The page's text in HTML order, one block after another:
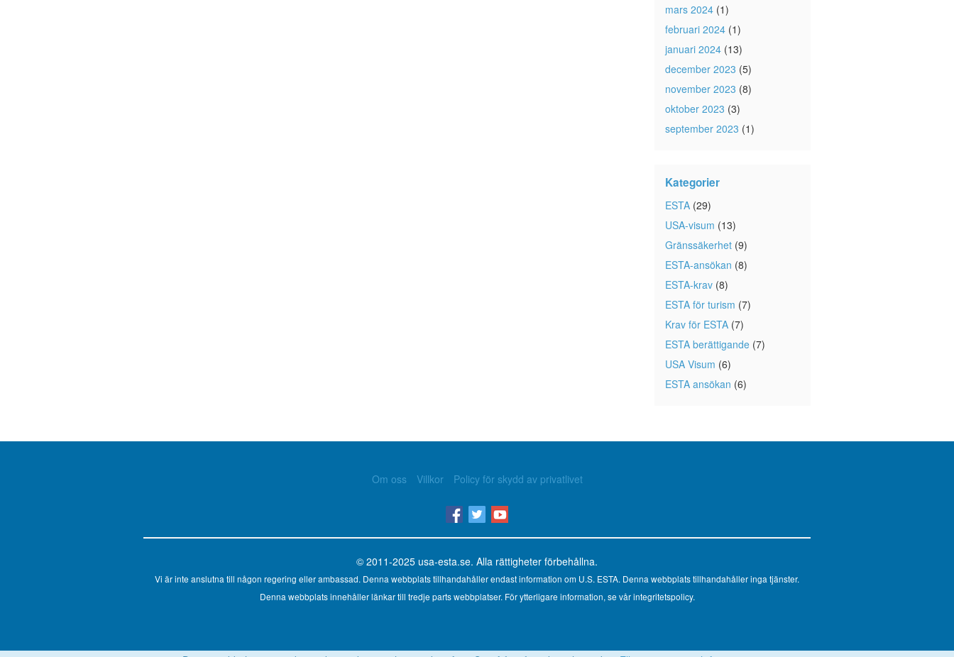
mars 2024 (1)
februari 2024 (1)
januari 2024 (13)
december 2023 (5)
november 2023 (8)
oktober 2023 (3)
september 2023 (1)
Kategorier
ESTA (29)
USA-visum (13)
Gränssäkerhet (9)
ESTA-ansökan (8)
ESTA-krav (8)
ESTA för turism (7)
Krav för ESTA (7)
ESTA berättigande (7)
USA Visum (6)
ESTA ansökan (6)
Om oss Villkor Policy för skydd av privatlivet
© 2011-2025 usa-esta.se. Alla rättigheter förbehållna.
Vi är inte anslutna till någon regering eller ambassad. Denna webbplats tillhandahåller endast information om U.S. ESTA. Denna webbplats tillhandahåller inga tjänster.
Denna webbplats innehåller länkar till tredje parts webbplatser. För ytterligare information, se vår integritetspolicy.